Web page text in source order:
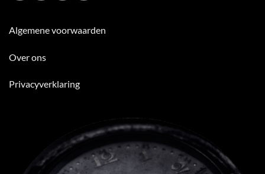
Algemene voorwaarden
Over ons
Privacyverklaring